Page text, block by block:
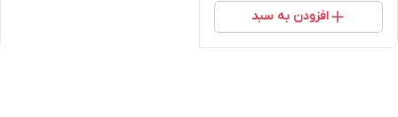
افزودن به سبد